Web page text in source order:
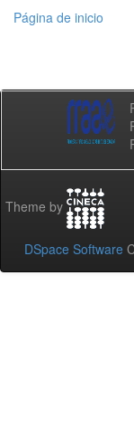
Página de inicio
Theme by
DSpace Software